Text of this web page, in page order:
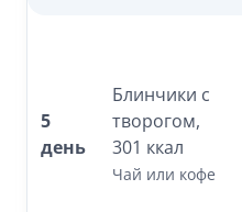
5
день
Блинчики с
творогом,
301 ккал
Чай или кофе